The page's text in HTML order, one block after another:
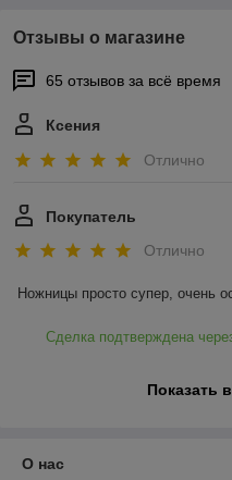
Отзывы о магазине
65 отзывов за всё время
Ксения
Отлично
Покупатель
Отлично
Ножницы просто супер, очень
Сделка подтверждена
Показать
О нас